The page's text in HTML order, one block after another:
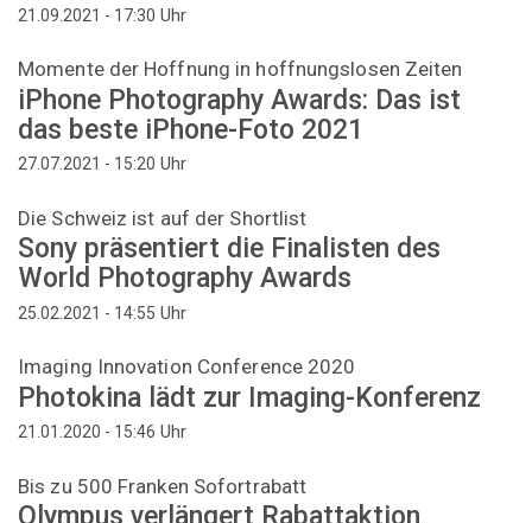
21.09.2021 - 17:30 Uhr
Momente der Hoffnung in hoffnungslosen Zeiten
iPhone Photography Awards: Das ist
das beste iPhone-Foto 2021
27.07.2021 - 15:20 Uhr
Die Schweiz ist auf der Shortlist
Sony präsentiert die Finalisten des
World Photography Awards
25.02.2021 - 14:55 Uhr
Imaging Innovation Conference 2020
Photokina lädt zur Imaging-Konferenz
21.01.2020 - 15:46 Uhr
Bis zu 500 Franken Sofortrabatt